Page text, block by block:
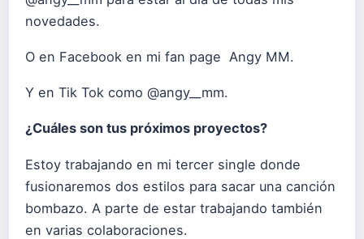
novedades.
O en Facebook en mi fan page Angy MM.
Y en Tik Tok como @angy__mm.
¿Cuáles son tus próximos proyectos?
Estoy trabajando en mi tercer single donde
fusionaremos dos estilos para sacar una canción
bombazo. A parte de estar trabajando también
en varias colaboraciones.